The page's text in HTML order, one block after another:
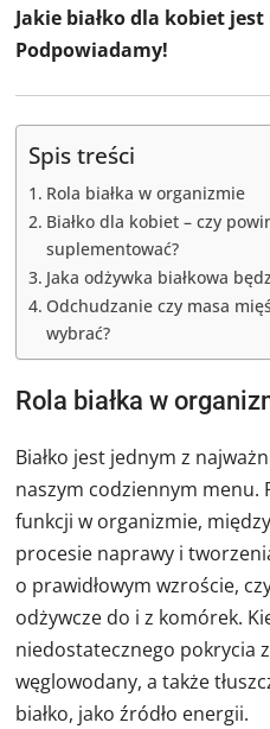
Jakie białko dla kobiet
Podpowiadamy!
Spis treści
Rola białka w organizmie
Białko dla kobiet – czy
suplementować?
Jaka odżywka białkowa
Odchudzanie czy masa
wybrać?
Rola białka w
Białko jest jednym z
naszym codziennym menu.
funkcji w organizmie,
procesie naprawy i
o prawidłowym wzroście,
odżywcze do i z komórek.
niedostatecznego pokrycia
węglowodany, a także
białko, jako źródło energii.